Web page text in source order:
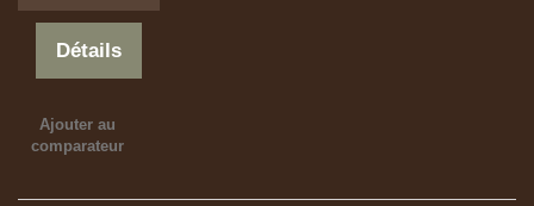
Détails
Ajouter au
comparateur